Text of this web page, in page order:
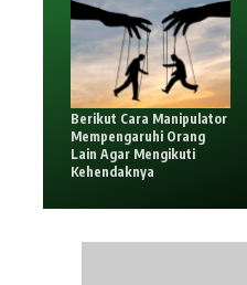
Berikut Cara Manipulator
Mempengaruhi Orang
Lain Agar Mengikuti
Kehendaknya